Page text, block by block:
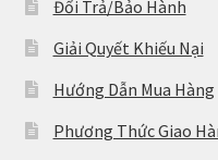
Đổi Trả/Bảo Hành
Giải Quyết Khiếu Nại
Hướng Dẫn Mua Hàng
Phương Thức Giao